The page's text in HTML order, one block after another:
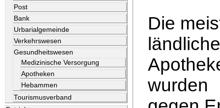
Post
Bank
Urbarialgemeinde
Verkehrswesen
Gesundheitswesen
Medizinische Versorgung
Apotheken
Hebammen
Tourismusverband
Die
wurden